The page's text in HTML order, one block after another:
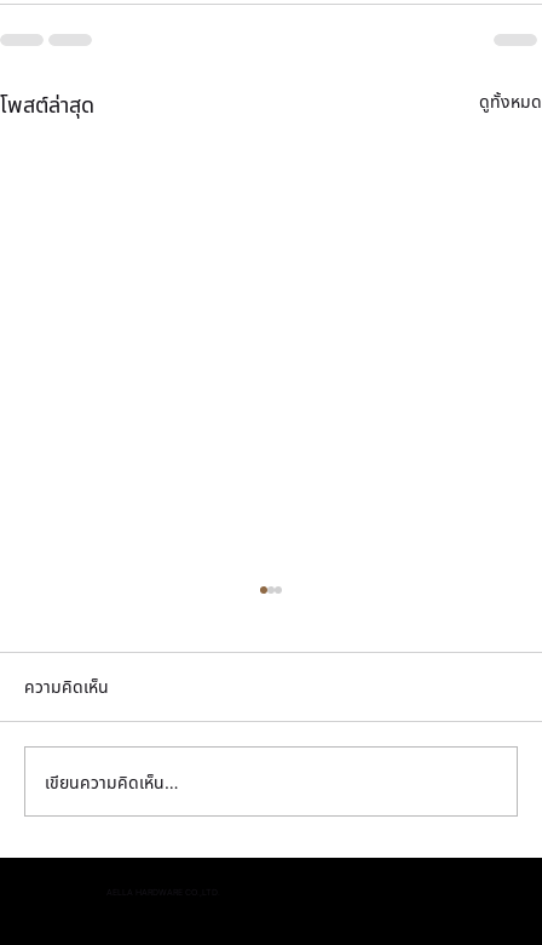
โพสต์ล่าสุด ดูทั้งหมด
ความคิดเห็น
เขียนความคิดเห็น…